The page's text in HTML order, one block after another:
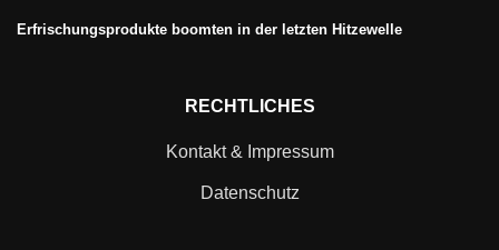
Erfrischungsprodukte boomten in der letzten Hitzewelle
RECHTLICHES
Kontakt & Impressum
Datenschutz